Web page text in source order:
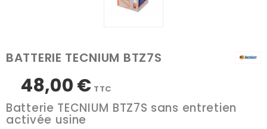
BATTERIE TECNIUM BTZ7S
48,00 € TTC
Batterie TECNIUM BTZ7S sans entretien
activée usine